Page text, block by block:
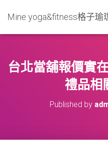
Mine yoga&fitness格子瑜
台北當舖報價實
禮品相
Published by